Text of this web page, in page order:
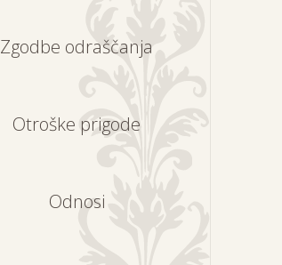
Zgodbe odraščanja
Otroške prigode
Odnosi